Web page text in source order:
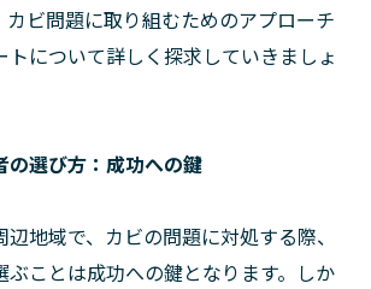
カビ問題に取り組むためのアプローチ
トについて詳しく探求していきましょ
の選び方：成功への鍵
地域で、カビの問題に対処する際、
ぶことは成功への鍵となります。しか